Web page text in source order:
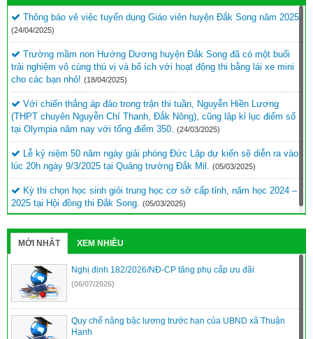
Thông báo vê việc tuyển dụng Giáo viên huyện Đắk Song năm 2025.
(24/04/2025)
Trường mầm non Hướng Dương huyện Đắk Song đã có một buổi
trải nghiệm vô cùng thú vị và bổ ích với hoạt động thi bằng lái xe mini
cho các bạn nhỏ! (18/04/2025)
Với chiến thắng áp đảo trong trận thi tuần, Nguyễn Hiền Lương
(THPT chuyên Nguyễn Chí Thanh, Đắk Nông), cũng lập kỉ lục điểm số
tại Olympia năm nay với tổng điểm 350.
(24/03/2025)
Lễ kỷ niệm 50 năm ngày giải phóng Đức Lập dự kiến sẽ diễn ra vào
lúc 20h ngày 9/3/2025 tại Quảng trường Đắk Mil.
(05/03/2025)
Kỳ thi chọn học sinh giỏi trung học cơ sở cấp tỉnh, năm học 2024 –
2025 tại Hội đồng thi Đắk Song.
(05/03/2025)
MỚI NHẤT XEM NHIỀU
Nghị định 182/2026/NĐ-CP tăng phụ cấp ưu đãi
(06/07/2026)
Quy chế nâng bậc lương trước hạn của UBND xã Thuận
Hạnh